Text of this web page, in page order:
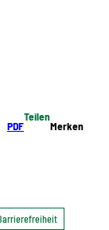
PDF
Teilen
Merken